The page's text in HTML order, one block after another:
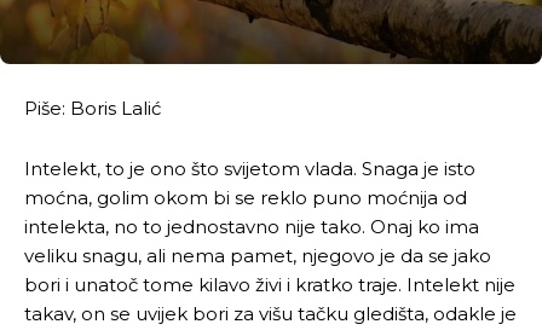
Piše: Boris Lalić
Intelekt, to je ono što svijetom vlada. Snaga je isto
moćna, golim okom bi se reklo puno moćnija od
intelekta, no to jednostavno nije tako. Onaj ko ima
veliku snagu, ali nema pamet, njegovo je da se jako
bori i unatoč tome kilavo živi i kratko traje. Intelekt nije
takav, on se uvijek bori za višu tačku gledišta, odakle je